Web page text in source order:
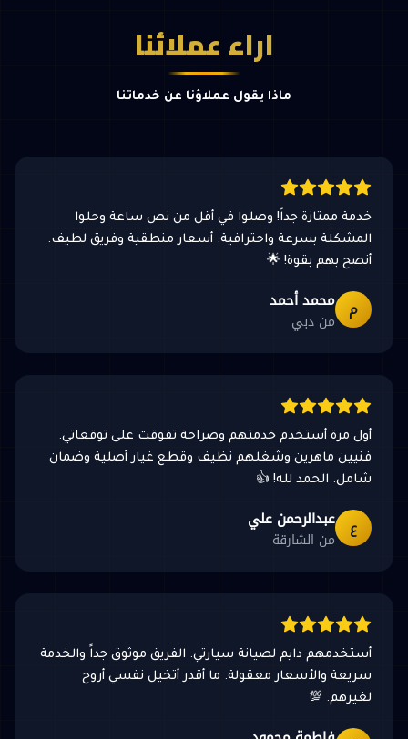
اراء عملائنا
ماذا يقول عملاؤنا عن خدماتنا
خدمة ممتازة جداً! وصلوا في أقل من نص ساعة وحلوا
المشكلة بسرعة واحترافية. أسعار منطقية وفريق لطيف.
أنصح بهم بقوة! 🌟
م محمد أحمد
من دبي
أول مرة أستخدم خدمتهم وصراحة تفوقت على توقعاتي.
فنيين ماهرين وشغلهم نظيف وقطع غيار أصلية وضمان
شامل. الحمد لله! 👍
ع عبدالرحمن علي
من الشارقة
أستخدمهم دايم لصيانة سيارتي. الفريق موثوق جداً والخدمة
سريعة والأسعار معقولة. ما أقدر أتخيل نفسي أروح
لغيرهم. 💯